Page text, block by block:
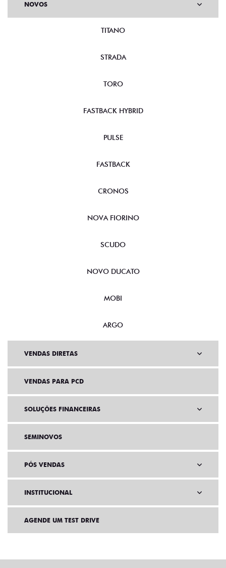
NOVOS
TITANO
STRADA
TORO
FASTBACK HYBRID
PULSE
FASTBACK
CRONOS
NOVA FIORINO
SCUDO
NOVO DUCATO
MOBI
ARGO
VENDAS DIRETAS
VENDAS PARA PCD
SOLUÇÕES FINANCEIRAS
SEMINOVOS
PÓS VENDAS
INSTITUCIONAL
AGENDE UM TEST DRIVE